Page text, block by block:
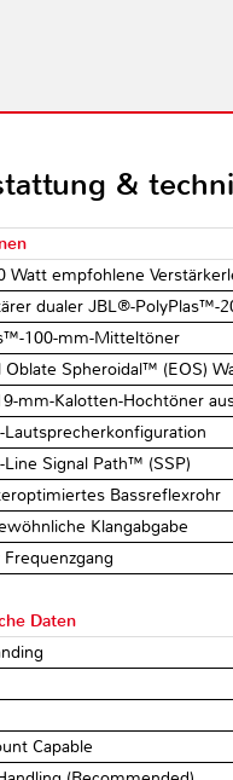
&
Watt empfohlene
dualer JBL®-PolyPlas™-
100-mm-Mitteltöner
Oblate Spheroidal™ (EOS)
mm-Kalotten-Hochtöner
Lautsprecherkonfiguration
Line Signal Path™ (SSP)
Bassreflexrohr
Klangabgabe
Frequenzgang
Daten
Capable